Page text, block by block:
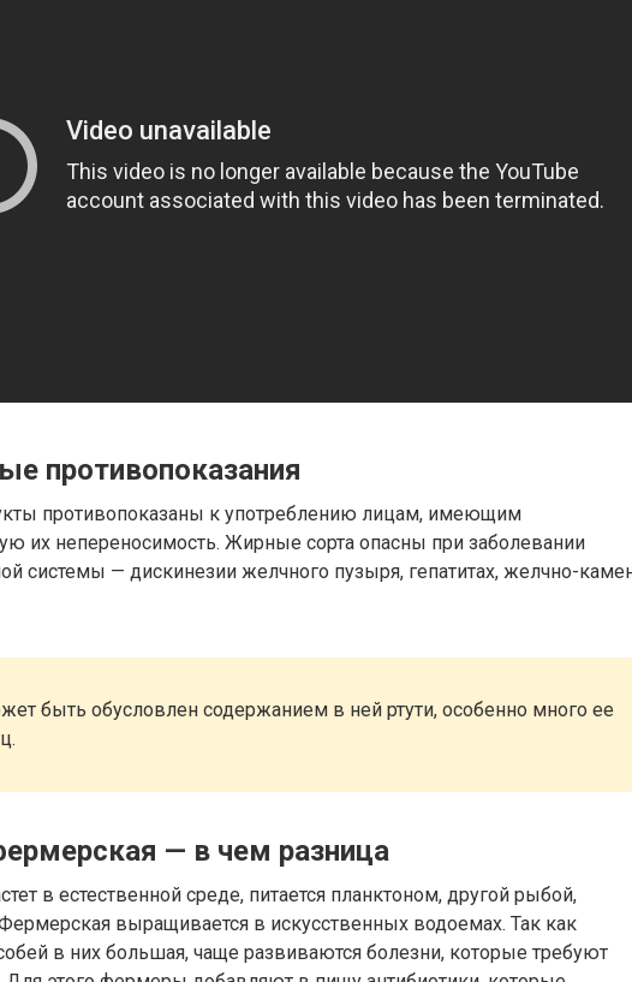
противопоказания
противопоказаны к употреблению лицам, имеющим
их непереносимость. Жирные сорта опасны при заболевании
системы — дискинезии желчного пузыря, гепатитах, желчно-
быть обусловлен содержанием в ней ртути, особенно много ее
— в чем разница
в естественной среде, питается планктоном, другой рыбой,
выращивается в искусственных водоемах. Так как
в них большая, чаще развиваются болезни, которые требуют